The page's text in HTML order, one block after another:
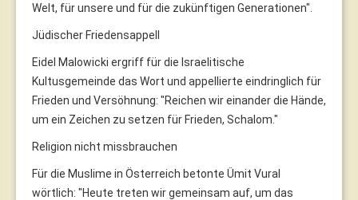
Welt, für unsere und für die zukünftigen Generationen".
Jüdischer Friedensappell
Eidel Malowicki ergriff für die Israelitische
Kultusgemeinde das Wort und appellierte eindringlich für
Frieden und Versöhnung: "Reichen wir einander die Hände,
um ein Zeichen zu setzen für Frieden, Schalom."
Religion nicht missbrauchen
Für die Muslime in Österreich betonte Ümit Vural
wörtlich: "Heute treten wir gemeinsam auf, um das